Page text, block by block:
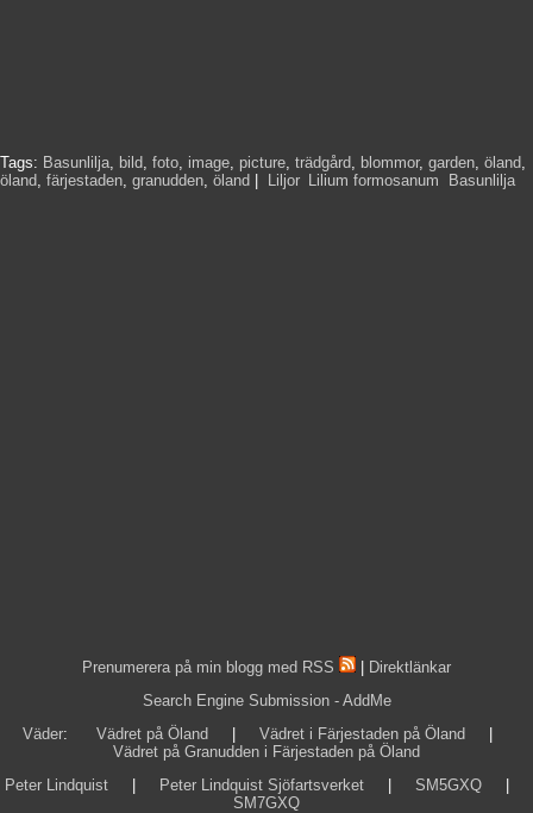
Tags: Basunlilja, bild, foto, image, picture, trädgård, blommor, garden, öland,
öland, färjestaden, granudden, öland Liljor, Lilium formosanum Basunlilja,
Prenumerera på min blogg med RSS
Direktlänkar
Search Engine Submission - AddMe
Väder: Vädret på Öland Vädret i Färjestaden på Öland
Vädret på Granudden i Färjestaden på Öland
Peter Lindquist
Peter Lindquist Sjöfartsverket SM5GXQ
SM7GXQ